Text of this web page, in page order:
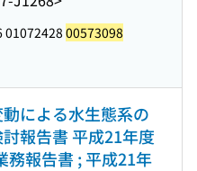
01072428 00573098
による水生態系の
報告書 平成21年度
務報告書 ; 平成21年